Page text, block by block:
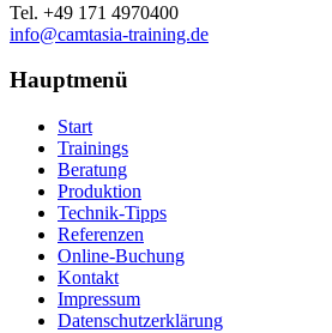
Tel. +49 171 4970400
info@camtasia-training.de
Hauptmenü
Start
Trainings
Beratung
Produktion
Technik-Tipps
Referenzen
Online-Buchung
Kontakt
Impressum
Datenschutzerklärung